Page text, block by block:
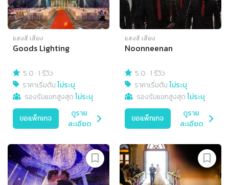
แสงสี เสียง
Goods Lighting
5.0 ·1 รีวิว
ราคาเริ่มต้นไม่ระบุ
รองรับแขกสูงสุดไม่ระบุ
ขอแพ็กเกจ
ดูราย
ละเอียด
แสงสี เสียง
Noonneenan
5.0 ·1 รีวิว
ราคาเริ่มต้นไม่ระบุ
รองรับแขกสูงสุดไม่ระบุ
ขอแพ็กเกจ
ดูราย
ละเอียด